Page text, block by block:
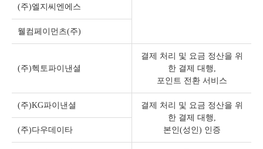
(주)엘지씨엔에스
웰컴페이먼츠(주)
(주)헥토파이낸셜
결제 처리 및 요금 정산을 위
한 결제 대행,
포인트 전환 서비스
(주)KG파이낸셜
결제 처리 및 요금 정산을 위
한 결제 대행,
본인(성인) 인증
(주)다우데이타